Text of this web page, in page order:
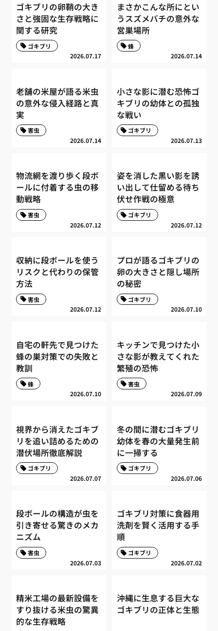
ゴキブリの卵鞘の大き
さと強固な生存戦略に
関する研究
2026.07.17
ゴキブリ
まさかこんな所にとい
うスズメバチの意外な
営巣場所
2026.07.14
蜂
老舗の米屋が語る米虫
の意外な侵入経路と真
実
2026.07.14
害虫
小さな影に潜む恐怖ゴ
キブリの幼体との孤独
な戦い
2026.07.13
ゴキブリ
物流網を渡り歩く段ボ
ールに付着する虫の移
動戦略
2026.07.12
害虫
姿を消した黒い影を誘
い出して仕留める待ち
伏せ作戦の極意
2026.07.12
ゴキブリ
収納に段ボールを使う
リスクと代わりの保管
方法
2026.07.12
害虫
プロが語るゴキブリの
卵の大きさと隠し場所
の秘密
2026.07.10
ゴキブリ
自宅の軒先で見つけた
蜂の巣対策での失敗と
教訓
2026.07.10
蜂
キッチンで見つけた小
さな影が教えてくれた
繁殖の恐怖
2026.07.09
害虫
視界から消えたゴキブ
リを追い詰めるための
潜伏場所徹底解説
2026.07.07
ゴキブリ
冬の間に潜むゴキブリ
幼体を春の大量発生前
に一掃する
2026.07.06
ゴキブリ
段ボールの構造が虫を
引き寄せる驚きのメカ
ニズム
2026.07.03
害虫
ゴキブリ対策に食器用
洗剤を賢く活用する手
順
2026.07.02
ゴキブリ
精米工場の最新設備を
すり抜ける米虫の驚異
的な生存戦略
沖縄に生息する巨大な
ゴキブリの正体と生態